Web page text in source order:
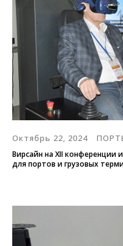
Октябрь 22, 2024
Вирсайн на ХII конференции
для портов и грузовых